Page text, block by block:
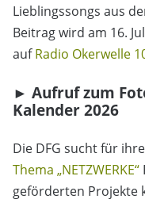
Lieblingssongs aus
Beitrag wird am 16.
aufRadio Okerwelle
► Aufruf zum
Kalender 2026
Die DFG sucht für
Thema „NETZWERKE“
geförderten Projekte